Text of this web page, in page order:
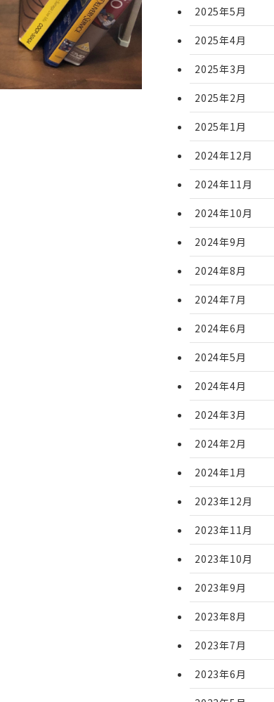
2025年5月
2025年4月
2025年3月
2025年2月
2025年1月
2024年12月
2024年11月
2024年10月
2024年9月
2024年8月
2024年7月
2024年6月
2024年5月
2024年4月
2024年3月
2024年2月
2024年1月
2023年12月
2023年11月
2023年10月
2023年9月
2023年8月
2023年7月
2023年6月